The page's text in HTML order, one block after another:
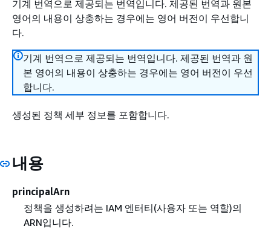
기계 번역으로 제공되는 번역입니다. 제공된 번역과 원본
영어의 내용이 상충하는 경우에는 영어 버전이 우선합니
다.
기계 번역으로 제공되는 번역입니다. 제공된 번역과 원
본 영어의 내용이 상충하는 경우에는 영어 버전이 우선
합니다.
생성된 정책 세부 정보를 포함합니다.
내용
principalArn
정책을 생성하려는 IAM 엔터티(사용자 또는 역할)의
ARN입니다.